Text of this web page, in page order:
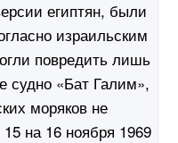
египтян, были
израильским
повредить лишь
судно «Бат Галим»,
моряков не
на 16 ноября 1969